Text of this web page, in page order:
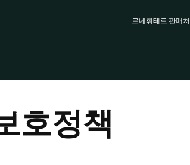
르네휘테르 판매처
호정책